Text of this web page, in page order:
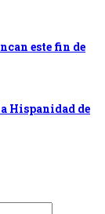
este fin de
Hispanidad de